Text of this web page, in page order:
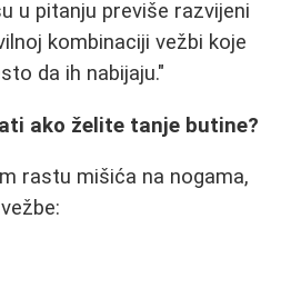
u pitanju previše razvijeni
kombinaciji vežbi koje
da ih nabijaju."
ako želite tanje butine?
rastu mišića na nogama,